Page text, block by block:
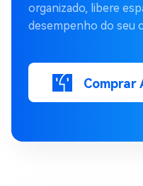
organizado, libere
desempenho do seu
Comprar